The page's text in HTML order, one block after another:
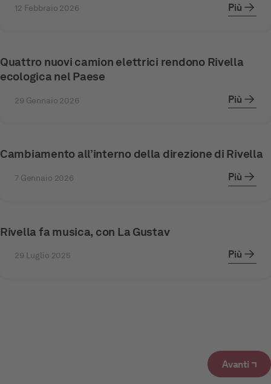
12 Febbraio 2026 Più
Quattro nuovi camion elettrici rendono Rivella
ecologica nel Paese
29 Gennaio 2026 Più
Cambiamento all’interno della direzione di Rivella
7 Gennaio 2026 Più
Rivella fa musica, con La Gustav
29 Luglio 2025 Più
Avanti